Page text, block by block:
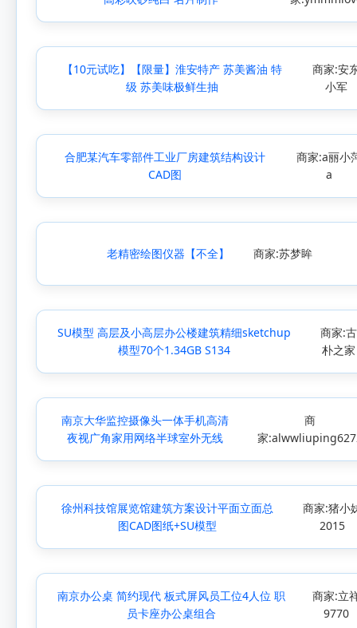
【10元试吃】【限量】淮安特产 苏美酱油 特
级 苏美味极鲜生抽
商家:安
小军
合肥某汽车零部件工业厂房建筑结构设计
CAD图
商家:a丽小
a
老精密绘图仪器【不全】 商家:苏梦眸
SU模型 高层及小高层办公楼建筑精细sketchup
模型70个1.34GB S134
商家:古
朴之家
南京大华监控摄像头一体手机高清
夜视广角家用网络半球室外无线
商
家
徐州科技馆展览馆建筑方案设计平面立面总
图CAD图纸+SU模型
商家:猪小
2015
南京办公桌 简约现代 板式屏风员工位4人位 职
员卡座办公桌组合
商家:立
9770